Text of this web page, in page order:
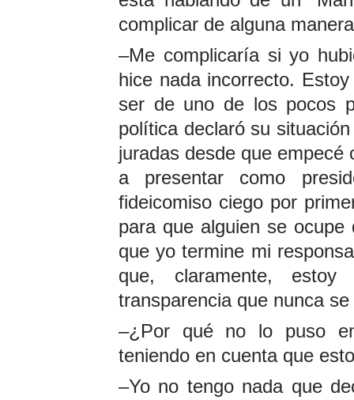
complicar de alguna
–Me complicaría si yo
hice nada incorrecto.
ser de uno de los pocos
política declaró su
juradas desde que
a presentar como
fideicomiso ciego por
para que alguien se
que yo termine mi
que, claramente,
transparencia que nunca
–¿Por qué no lo puso
teniendo en cuenta que
–Yo no tengo nada que